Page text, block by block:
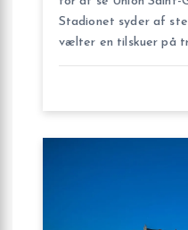
o
Stadionet syder af
vælter en tilskuer på